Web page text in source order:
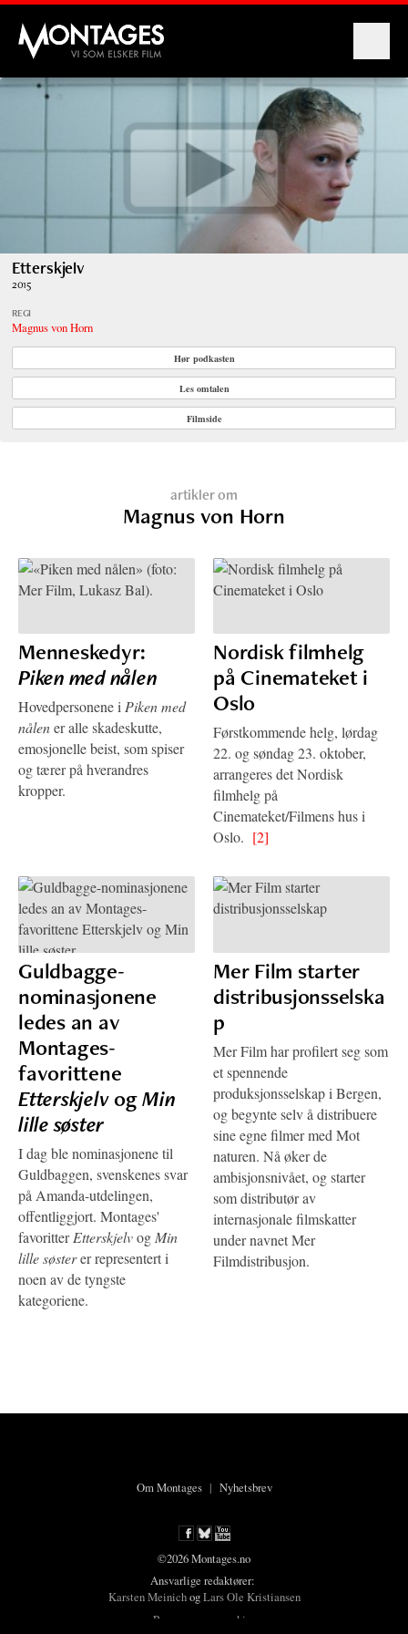
Montages
Etterskjelv
2015
REGI
Magnus von Horn
Hør podkasten
Les omtalen
Filmside
artikler om
Magnus von Horn
Menneskedyr:
Piken med nålen
Hovedpersonene i Piken med
nålener alle skadeskutte,
emosjonelle beist, som spiser
og tærer på hverandres
kropper.
Nordisk filmhelg
på Cinemateket i
Oslo
Førstkommende helg, lørdag
22. og søndag 23. oktober,
arrangeres det Nordisk
filmhelg på
Cinemateket/Filmens hus i
Oslo. [2]
Guldbagge-
nominasjonene
ledes an av
Montages-
favorittene
EtterskjelvogMin
lille søster
I dag ble nominasjonene til
Guldbaggen, svenskenes svar
på Amanda-utdelingen,
offentliggjort. Montages'
favoritterEtterskjelvog Min
lille søsterer representert i
noen av de tyngste
kategoriene.
Mer Film starter
distribusjonsselska
p
Mer Film har profilert seg som
et spennende
produksjonsselskap i Bergen,
og begynte selv å distribuere
sine egne filmer med Mot
naturen. Nå øker de
ambisjonsnivået, og starter
som distributør av
internasjonale filmskatter
under navnet Mer
Filmdistribusjon.
Om Montages| Nyhetsbrev
©2026 Montages.no
Ansvarlige redaktører:
Karsten MeinichogLars Ole Kristiansen
Personvern og cookies